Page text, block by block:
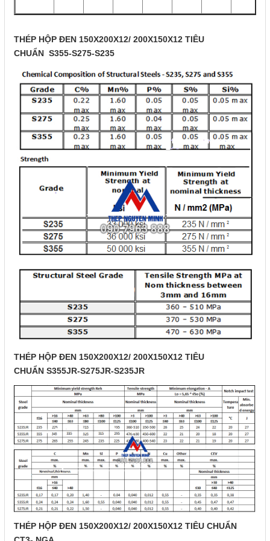
THÉP HỘP ĐEN 150X200X12/ 200X150X12 TIÊU
CHUẨN S355-S275-S235
THÉP HỘP ĐEN 150X200X12/ 200X150X12 TIÊU
CHUẨN S355JR-S275JR-S235JR
THÉP HỘP ĐEN 150X200X12/ 200X150X12 TIÊU CHUẨN